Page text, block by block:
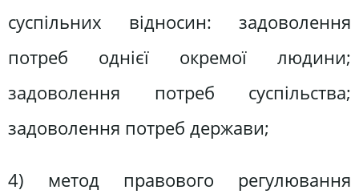
суспільних відносин: задоволення
потреб однієї окремої людини;
задоволення потреб суспільства;
задоволення потреб держави;
4) метод правового регулювання